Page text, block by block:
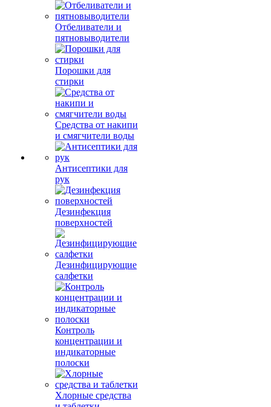
Отбеливатели и
пятновыводители
Порошки для
стирки
Средства от накипи
и смягчители воды
Антисептики для
рук
Дезинфекция
поверхностей
Дезинфицирующие
салфетки
Контроль
концентрации и
индикаторные
полоски
Хлорные средства